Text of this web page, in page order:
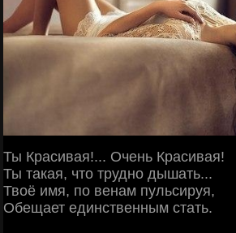
Ты Красивая!... Очень Красивая!
Ты такая, что трудно дышать...
Твоё имя, по венам пульсируя,
Обещает единственным стать.